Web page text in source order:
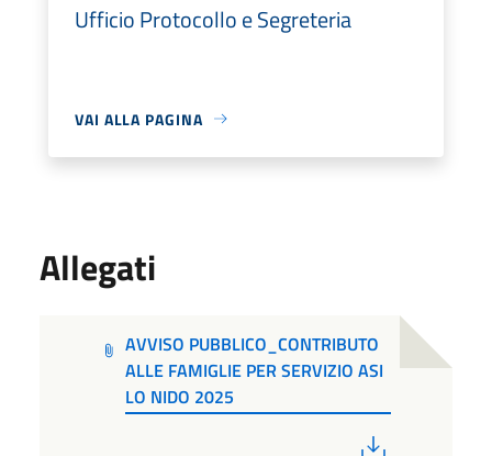
Ufficio Protocollo e Segreteria
VAI ALLA PAGINA
Allegati
AVVISO PUBBLICO_CONTRIBUTO
ALLE FAMIGLIE PER SERVIZIO ASI
LO NIDO 2025